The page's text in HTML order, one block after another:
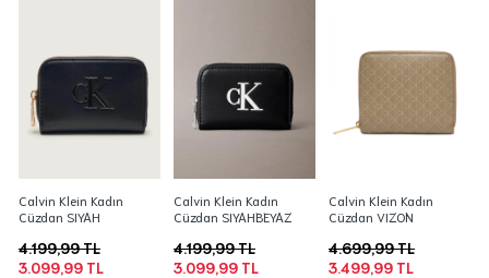
Calvin Klein Kadın
Cüzdan SIYAH
3.099,99 TL
4.199,99 TL
Calvin Klein Kadın
Cüzdan SIYAHBEYAZ
3.099,99 TL
4.199,99 TL
Calvin Klein Kadın
Cüzdan VIZON
3.499,99 TL
4.699,99 TL